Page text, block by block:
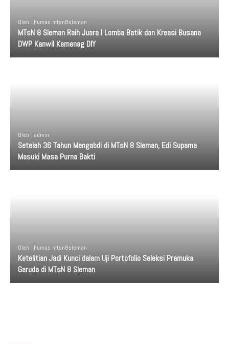
Oleh : humas mtsn8sleman
MTsN 8 Sleman Raih Juara I Lomba Batik dan Kreasi Busana
DWP Kanwil Kemenag DIY
Oleh : admin
Setelah 36 Tahun Mengabdi di MTsN 8 Sleman, Edi Supama
Masuki Masa Purna Bakti
Oleh : humas mtsn8sleman
Ketelitian Jadi Kunci dalam Uji Portofolio Seleksi Pramuka
Garuda di MTsN 8 Sleman